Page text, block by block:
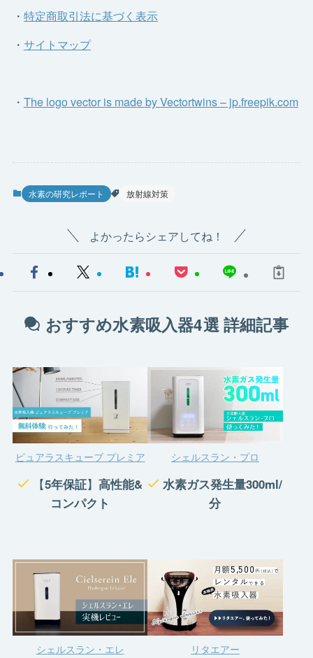
・ 特定商取引法に基づく表示
・ サイトマップ
・ The logo vector is made by Vectortwins – jp.freepik.com
水素の研究レポート 放射線対策
よかったらシェアしてね！
おすすめ水素吸入器4選 詳細記事
ピュアラスキューブ プレミア
【5年保証】高性能&
コンパクト
シェルスラン・プロ
水素ガス発生量300ml/
分
シェルスラン・エレ リタエアー